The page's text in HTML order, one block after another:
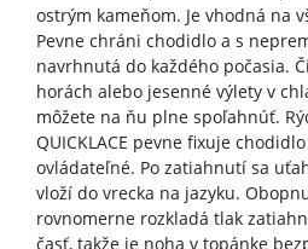
ostrým kameňom. Je vhodná na
Pevne chráni chodidlo a s
navrhnutá do každého počasia.
horách alebo jesenné výlety v
môžete na ňu plne spoľahnúť.
QUICKLACE pevne fixuje
ovládateľné. Po zatiahnutí sa
vloží do vrecka na jazyku.
rovnomerne rozkladá tlak
časť, takže je noha v topánke